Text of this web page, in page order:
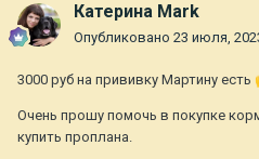
Катерина Mark
Опубликовано 23 июля,
3000 руб на прививку Мартину есть
Очень прошу помочь в покупке
купить проплана.